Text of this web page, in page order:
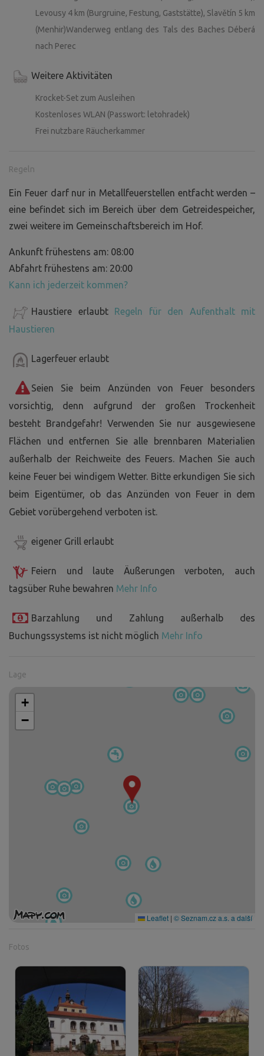
Levousy 4 km (Burgruine, Festung, Gaststätte), Slavětín 5 km
(Menhir)Wanderweg entlang des Tals des Baches Déberá
nach Perec
Weitere Aktivitäten
Krocket-Set zum Ausleihen
Kostenloses WLAN (Passwort: letohradek)
Frei nutzbare Räucherkammer
Regeln
Ein Feuer darf nur in Metallfeuerstellen entfacht werden –
eine befindet sich im Bereich über dem Getreidespeicher,
zwei weitere im Gemeinschaftsbereich im Hof.
Ankunft frühestens am: 08:00
Abfahrt frühestens am: 20:00
Kann ich jederzeit kommen?
Haustiere erlaubt Regeln für den Aufenthalt mit
Haustieren
Lagerfeuer erlaubt
Seien Sie beim Anzünden von Feuer besonders
vorsichtig, denn aufgrund der großen Trockenheit
besteht Brandgefahr! Verwenden Sie nur ausgewiesene
Flächen und entfernen Sie alle brennbaren Materialien
außerhalb der Reichweite des Feuers. Machen Sie auch
keine Feuer bei windigem Wetter. Bitte erkundigen Sie sich
beim Eigentümer, ob das Anzünden von Feuer in dem
Gebiet vorübergehend verboten ist.
eigener Grill erlaubt
Feiern und laute Äußerungen verboten, auch
tagsüber Ruhe bewahren Mehr Info
Barzahlung und Zahlung außerhalb des
Buchungssystems ist nicht möglich Mehr Info
Lage
+
−
Leaflet | © Seznam.cz a.s. a další
Fotos